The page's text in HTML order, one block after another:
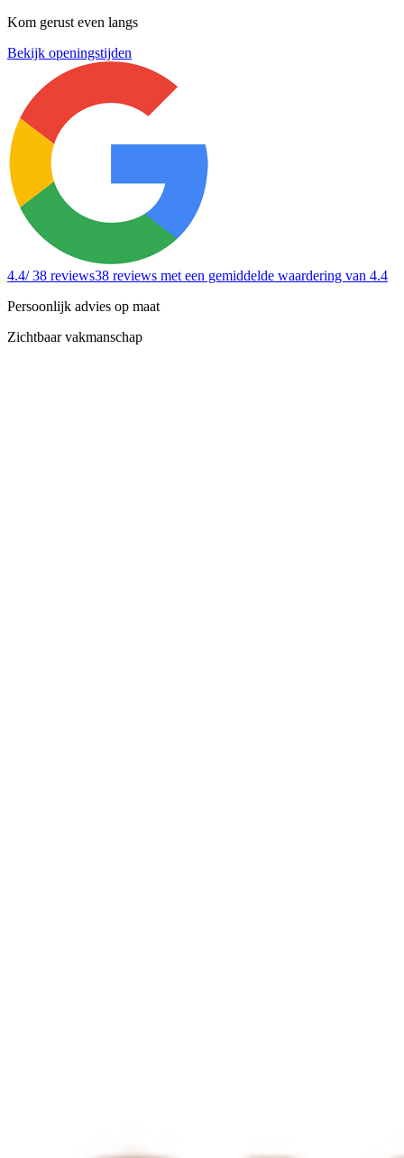
Kom gerust even langs
Bekijk openingstijden
4.4/ 38 reviews38 reviews met een gemiddelde waardering van 4.4
Persoonlijk advies op maat
Zichtbaar vakmanschap